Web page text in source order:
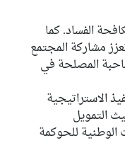
الفساد. كما
مشاركة المجتمع
المصلحة في
الاستراتيجية
التمويل
الوطنية للحوكمة